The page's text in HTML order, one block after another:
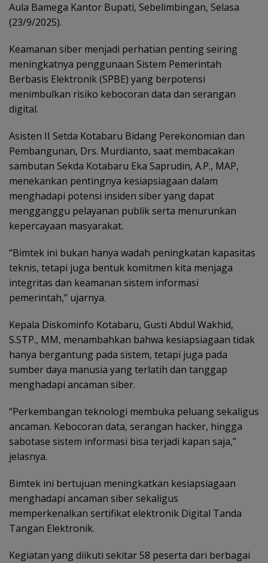
Aula Bamega Kantor Bupati, Sebelimbingan, Selasa
(23/9/2025).
Keamanan siber menjadi perhatian penting seiring
meningkatnya penggunaan Sistem Pemerintah
Berbasis Elektronik (SPBE) yang berpotensi
menimbulkan risiko kebocoran data dan serangan
digital.
Asisten II Setda Kotabaru Bidang Perekonomian dan
Pembangunan, Drs. Murdianto, saat membacakan
sambutan Sekda Kotabaru Eka Saprudin, A.P., MAP,
menekankan pentingnya kesiapsiagaan dalam
menghadapi potensi insiden siber yang dapat
mengganggu pelayanan publik serta menurunkan
kepercayaan masyarakat.
“Bimtek ini bukan hanya wadah peningkatan kapasitas
teknis, tetapi juga bentuk komitmen kita menjaga
integritas dan keamanan sistem informasi
pemerintah,” ujarnya.
Kepala Diskominfo Kotabaru, Gusti Abdul Wakhid,
S.STP., MM, menambahkan bahwa kesiapsiagaan tidak
hanya bergantung pada sistem, tetapi juga pada
sumber daya manusia yang terlatih dan tanggap
menghadapi ancaman siber.
“Perkembangan teknologi membuka peluang sekaligus
ancaman. Kebocoran data, serangan hacker, hingga
sabotase sistem informasi bisa terjadi kapan saja,”
jelasnya.
Bimtek ini bertujuan meningkatkan kesiapsiagaan
menghadapi ancaman siber sekaligus
memperkenalkan sertifikat elektronik Digital Tanda
Tangan Elektronik.
Kegiatan yang diikuti sekitar 58 peserta dari berbagai